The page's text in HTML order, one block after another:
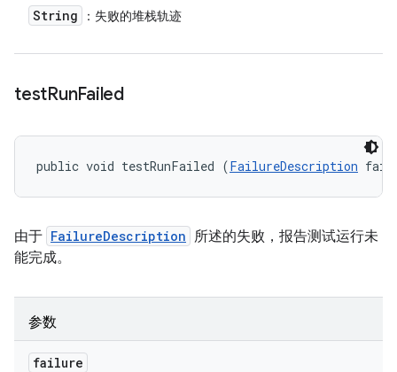
String ：失败的堆栈轨迹
testRunFailed
public void testRunFailed (FailureDescription
由于 FailureDescription 所述的失败，报告测试运行未
能完成。
参数
failure